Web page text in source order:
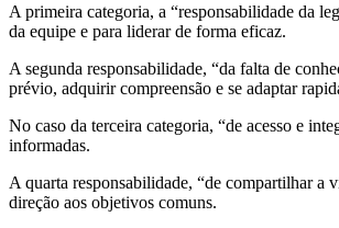
A primeira categoria, a “responsabilidade da
da equipe e para liderar de forma eficaz.
A segunda responsabilidade, “da falta de
prévio, adquirir compreensão e se adaptar
No caso da terceira categoria, “de acesso e
informadas.
A quarta responsabilidade, “de compartilhar a
direção aos objetivos comuns.